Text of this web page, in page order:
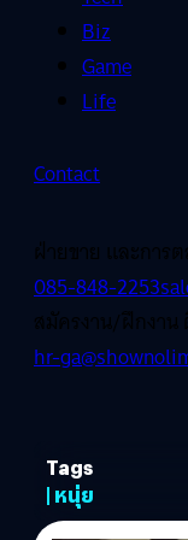
Biz
Game
Life
Contact
ฝ่ายขาย และการ
085-848-2253
สมัครงาน/ฝึกงา
hr-
Tags
| หนุ่ย